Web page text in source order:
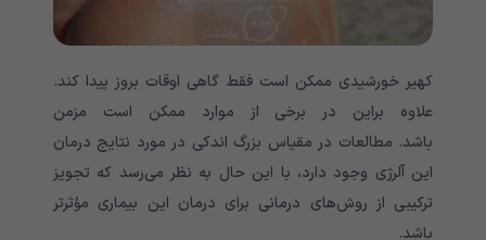
کهیر خورشیدی ممکن است فقط گاهی اوقات بروز پیدا کند.
علاوه براین در برخی از موارد ممکن است مزمن
باشد. مطالعات در مقیاس بزرگ اندکی در مورد نتایج درمان
این آلرژی وجود دارد، با این حال به نظر می‌رسد که تجویز
ترکیبی از روش‌های درمانی برای درمان این بیماری مؤثرتر
باشد.